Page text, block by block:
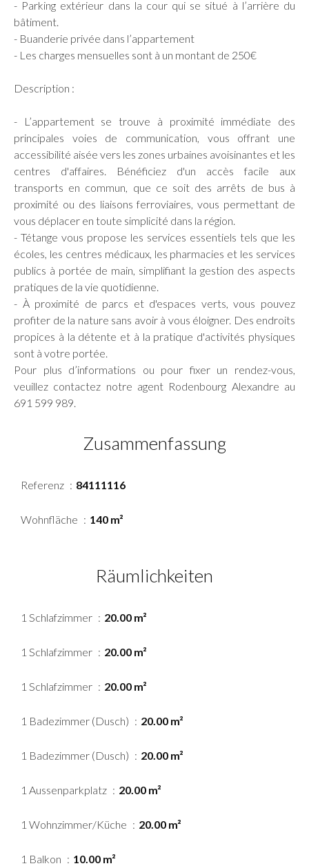
- Parking extérieur dans la cour qui se situé à l’arrière du
bâtiment.
- Buanderie privée dans l’appartement
- Les charges mensuelles sont à un montant de 250€
Description :
- L’appartement se trouve à proximité immédiate des
principales voies de communication, vous offrant une
accessibilité aisée vers les zones urbaines avoisinantes et les
centres d'affaires. Bénéficiez d'un accès facile aux
transports en commun, que ce soit des arrêts de bus à
proximité ou des liaisons ferroviaires, vous permettant de
vous déplacer en toute simplicité dans la région.
- Tétange vous propose les services essentiels tels que les
écoles, les centres médicaux, les pharmacies et les services
publics à portée de main, simplifiant la gestion des aspects
pratiques de la vie quotidienne.
- À proximité de parcs et d'espaces verts, vous pouvez
profiter de la nature sans avoir à vous éloigner. Des endroits
propices à la détente et à la pratique d'activités physiques
sont à votre portée.
Pour plus d’informations ou pour fixer un rendez-vous,
veuillez contactez notre agent Rodenbourg Alexandre au
691 599 989.
Zusammenfassung
Referenz 84111116
Wohnfläche 140 m²
Räumlichkeiten
1 Schlafzimmer 20.00 m²
1 Schlafzimmer 20.00 m²
1 Schlafzimmer 20.00 m²
1 Badezimmer (Dusch) 20.00 m²
1 Badezimmer (Dusch) 20.00 m²
1 Aussenparkplatz 20.00 m²
1 Wohnzimmer/Küche 20.00 m²
1 Balkon 10.00 m²